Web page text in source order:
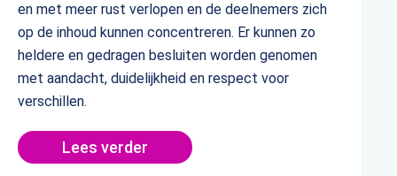
en met meer rust verlopen en de deelnemers zich
op de inhoud kunnen concentreren. Er kunnen zo
heldere en gedragen besluiten worden genomen
met aandacht, duidelijkheid en respect voor
verschillen.
Lees verder